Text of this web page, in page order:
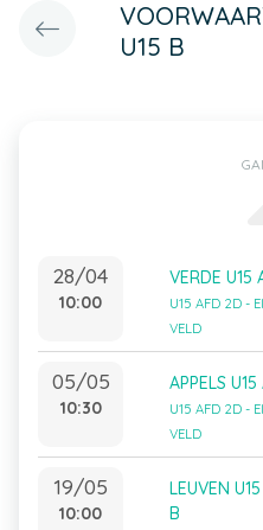
U15 B
28/04
10:00
VERDE U15
U15 AFD 2D -
VELD
05/05
10:30
APPELS
U15 AFD 2D -
VELD
19/05
10:00
LEUVEN
B